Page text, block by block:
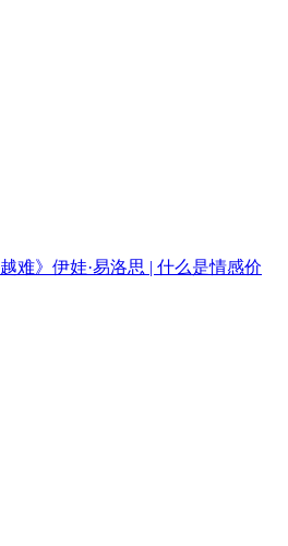
难》伊娃·易洛思 | 什么是情感价